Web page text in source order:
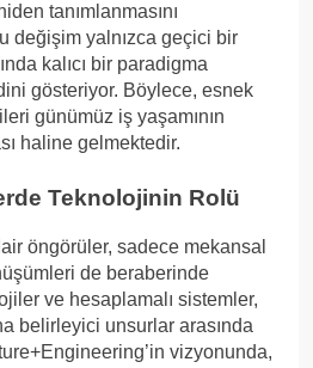
tanımlanmasını
değişim yalnızca geçici bir
kalıcı bir paradigma
gösteriyor. Böylece, esnek
günümüz iş yaşamının
haline gelmektedir.
Teknolojinin Rolü
öngörüler, sadece mekansal
de beraberinde
ve hesaplamalı sistemler,
belirleyici unsurlar arasında
vizyonunda,